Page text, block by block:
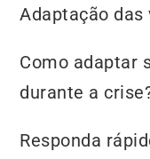
Adaptação
Como adaptar
durante a
Responda